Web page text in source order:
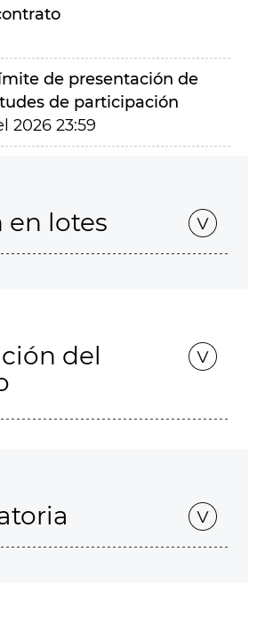
de presentación de
de participación
2026 23:59
en lotes
del